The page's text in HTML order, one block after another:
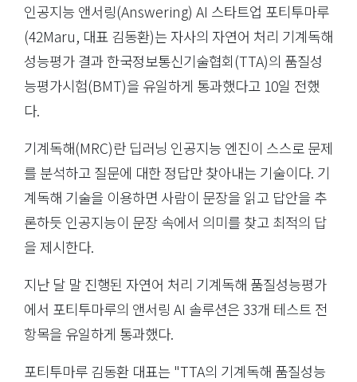
인공지능 앤서링(Answering) AI 스타트업 포티투마루
(42Maru, 대표 김동환)는 자사의 자연어 처리 기계독해
성능평가 결과 한국정보통신기술협회(TTA)의 품질성
능평가시험(BMT)을 유일하게 통과했다고 10일 전했
다.
기계독해(MRC)란 딥러닝 인공지능 엔진이 스스로 문제
를 분석하고 질문에 대한 정답만 찾아내는 기술이다. 기
계독해 기술을 이용하면 사람이 문장을 읽고 답안을 추
론하듯 인공지능이 문장 속에서 의미를 찾고 최적의 답
을 제시한다.
지난 달 말 진행된 자연어 처리 기계독해 품질성능평가
에서 포티투마루의 앤서링 AI 솔루션은 33개 테스트 전
항목을 유일하게 통과했다.
포티투마루 김동환 대표는 "TTA의 기계독해 품질성능